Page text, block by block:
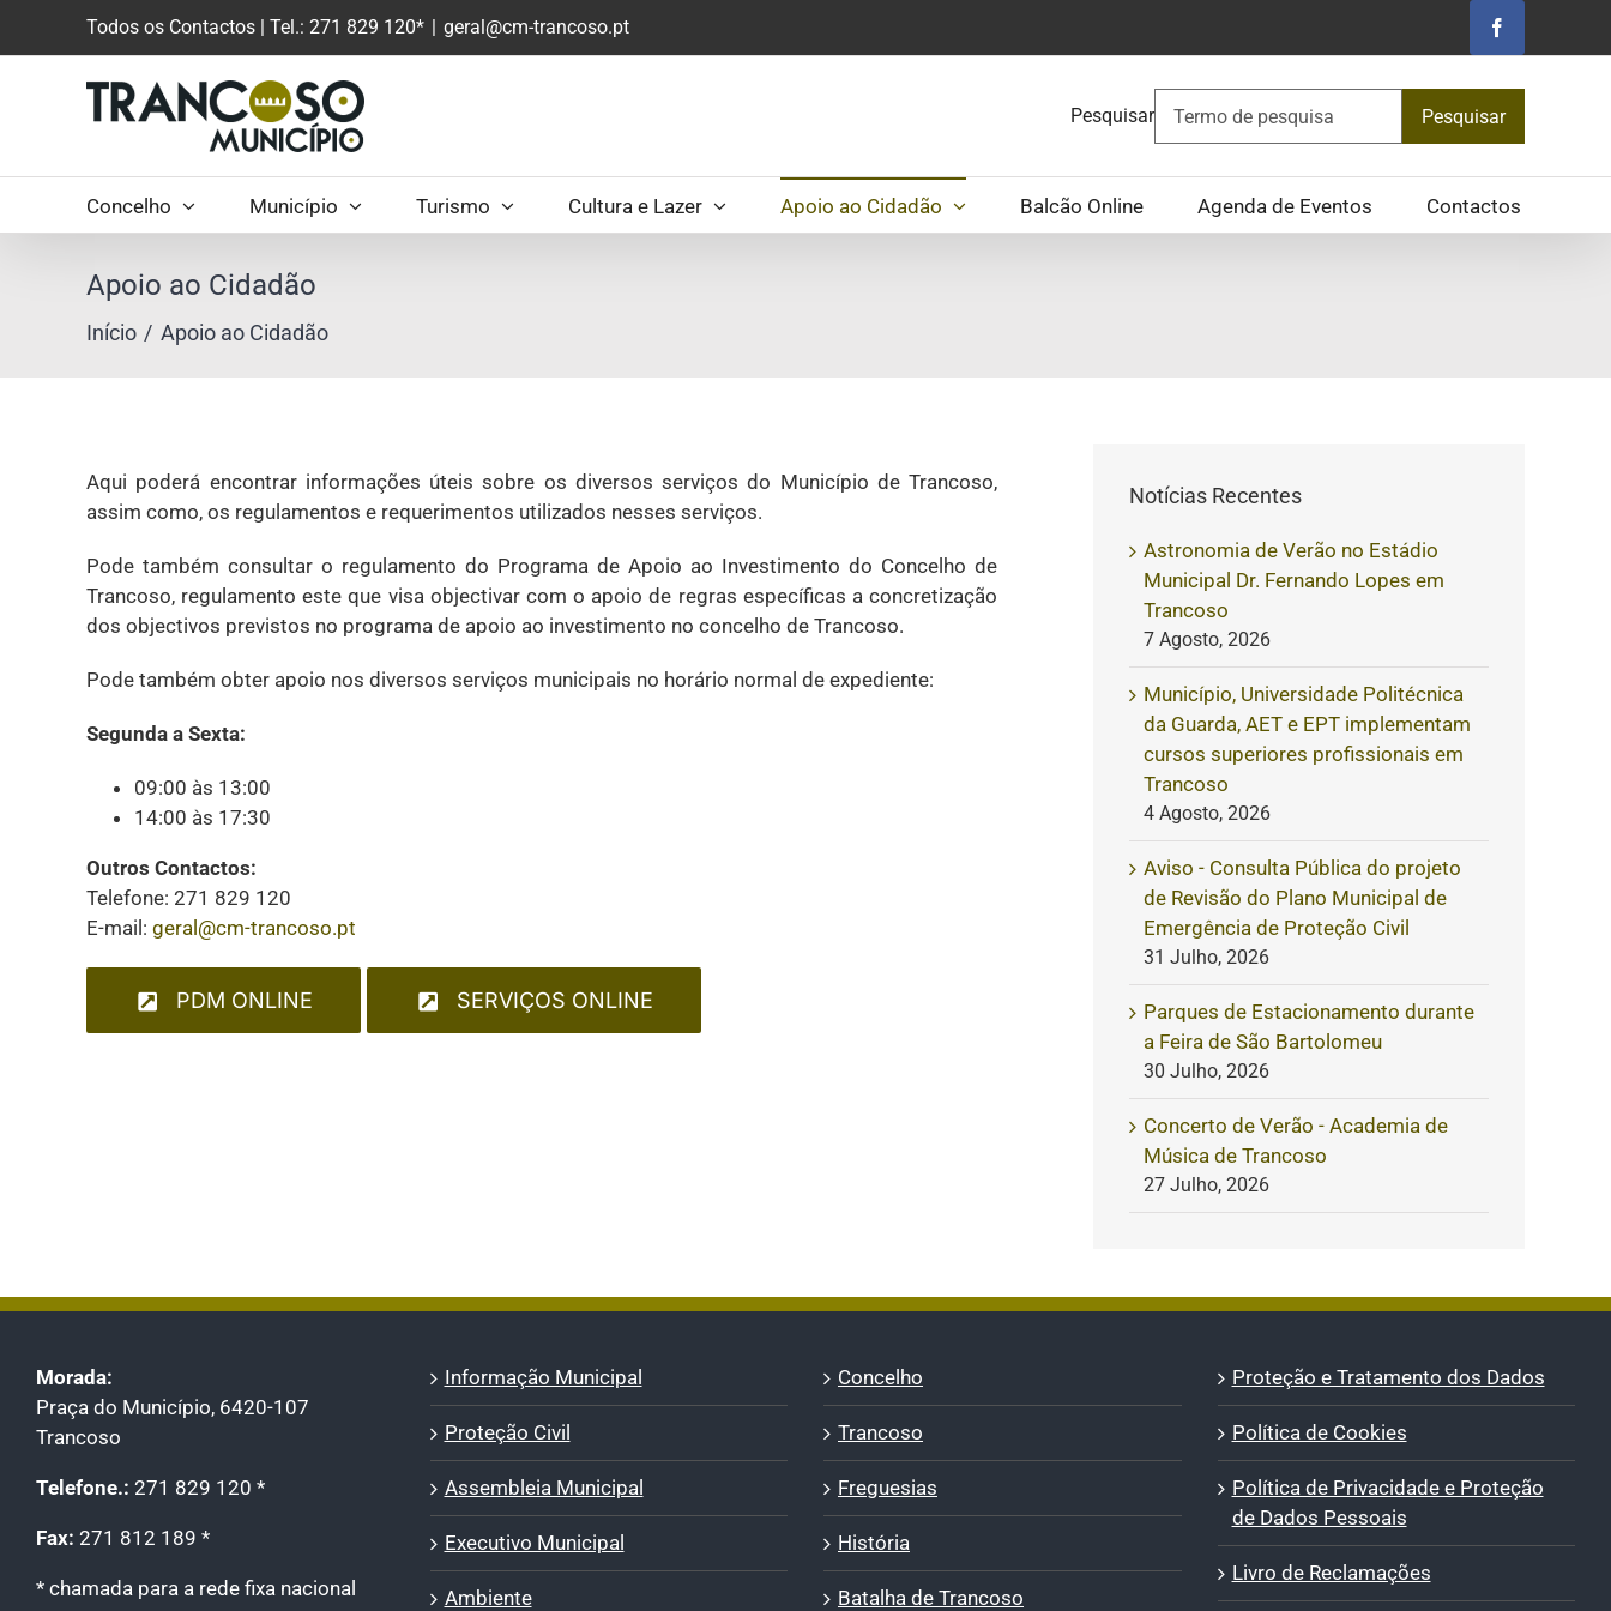
Todos os Contactos | Tel.: 271 829 120* | geral@cm-trancoso.pt Facebook
Pesquisar Pesquisar
Concelho Município Turismo Cultura e Lazer Apoio ao Cidadão Balcão Online Agenda de Eventos Contactos
Apoio ao Cidadão
Início Apoio ao Cidadão
Aqui poderá encontrar informações úteis sobre os diversos serviços do Município de Trancoso,
assim como, os regulamentos e requerimentos utilizados nesses serviços.
Pode também consultar o regulamento do Programa de Apoio ao Investimento do Concelho de
Trancoso, regulamento este que visa objectivar com o apoio de regras específicas a concretização
dos objectivos previstos no programa de apoio ao investimento no concelho de Trancoso.
Pode também obter apoio nos diversos serviços municipais no horário normal de expediente:
Segunda a Sexta:
09:00 às 13:00
14:00 às 17:30
Outros Contactos:
Telefone: 271 829 120
E-mail: geral@cm-trancoso.pt
PDM ONLINE SERVIÇOS ONLINE
Notícias Recentes
Astronomia de Verão no Estádio
Municipal Dr. Fernando Lopes em
Trancoso
7 Agosto, 2026
Município, Universidade Politécnica
da Guarda, AET e EPT implementam
cursos superiores profissionais em
Trancoso
4 Agosto, 2026
Aviso - Consulta Pública do projeto
de Revisão do Plano Municipal de
Emergência de Proteção Civil
31 Julho, 2026
Parques de Estacionamento durante
a Feira de São Bartolomeu
30 Julho, 2026
Concerto de Verão - Academia de
Música de Trancoso
27 Julho, 2026
Morada:
Praça do Município, 6420-107
Trancoso
Telefone.: 271 829 120 *
Fax: 271 812 189 *
* chamada para a rede fixa nacional
Informação Municipal
Proteção Civil
Assembleia Municipal
Executivo Municipal
Ambiente
Concelho
Trancoso
Freguesias
História
Batalha de Trancoso
Proteção e Tratamento dos Dados
Política de Cookies
Política de Privacidade e Proteção
de Dados Pessoais
Livro de Reclamações